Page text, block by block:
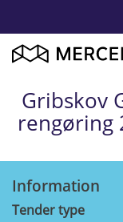
Gribskov
rengøring
Information
Tender type